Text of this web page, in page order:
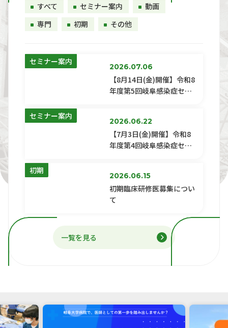
すべて セミナー案内
動画
専門
初期 その他
セミナー案内
2026.07.06
【8月14日(金)開催】令和8
年度第5回岐阜感染症セミ
セミナー案内
2026.06.22
【7月3日(金)開催】令和8
年度第4回岐阜感染症セミ
初期
2026.06.15
初期臨床研修医募集につい
て
一覧を見る